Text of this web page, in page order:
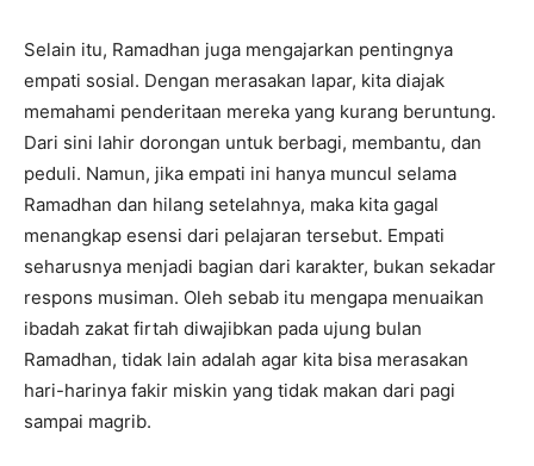
Selain itu, Ramadhan juga mengajarkan pentingnya
empati sosial. Dengan merasakan lapar, kita diajak
memahami penderitaan mereka yang kurang beruntung.
Dari sini lahir dorongan untuk berbagi, membantu, dan
peduli. Namun, jika empati ini hanya muncul selama
Ramadhan dan hilang setelahnya, maka kita gagal
menangkap esensi dari pelajaran tersebut. Empati
seharusnya menjadi bagian dari karakter, bukan sekadar
respons musiman. Oleh sebab itu mengapa menuaikan
ibadah zakat firtah diwajibkan pada ujung bulan
Ramadhan, tidak lain adalah agar kita bisa merasakan
hari-harinya fakir miskin yang tidak makan dari pagi
sampai magrib.